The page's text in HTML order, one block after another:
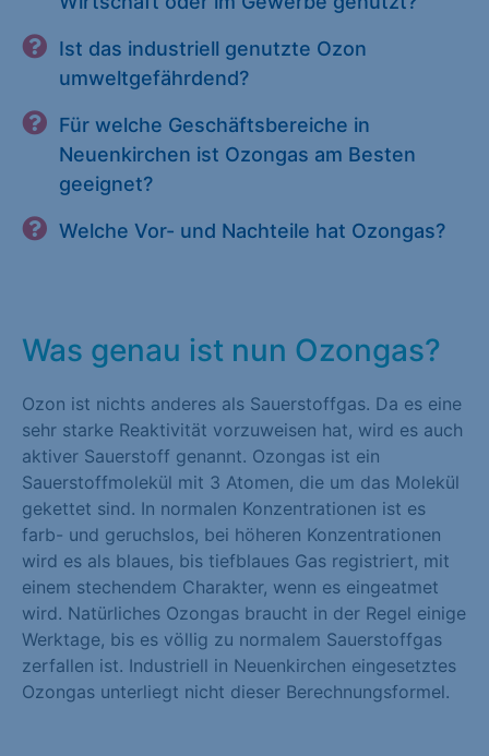
Ist das industriell genutzte Ozon
umweltgefährdend?
Für welche Geschäftsbereiche in
Neuenkirchen ist Ozongas am Besten
geeignet?
Welche Vor- und Nachteile hat Ozongas?
Was genau ist nun Ozongas?
Ozon ist nichts anderes als Sauerstoffgas. Da es eine
sehr starke Reaktivität vorzuweisen hat, wird es auch
aktiver Sauerstoff genannt. Ozongas ist ein
Sauerstoffmolekül mit 3 Atomen, die um das Molekül
gekettet sind. In normalen Konzentrationen ist es
farb- und geruchslos, bei höheren Konzentrationen
wird es als blaues, bis tiefblaues Gas registriert, mit
einem stechendem Charakter, wenn es eingeatmet
wird. Natürliches Ozongas braucht in der Regel einige
Werktage, bis es völlig zu normalem Sauerstoffgas
zerfallen ist. Industriell in Neuenkirchen eingesetztes
Ozongas unterliegt nicht dieser Berechnungsformel.